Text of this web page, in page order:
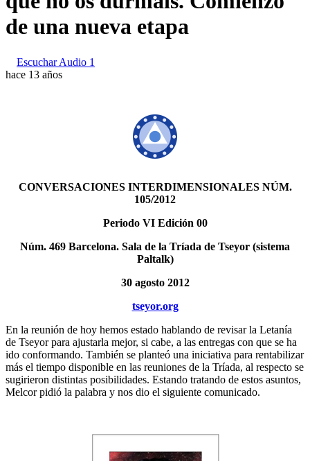
de una nueva etapa
Escuchar Audio 1
hace 13 años
CONVERSACIONES INTERDIMENSIONALES NÚM.
105/2012
Periodo VI Edición 00
Núm. 469 Barcelona. Sala de la Tríada de Tseyor (sistema
Paltalk)
30 agosto 2012
tseyor.org
En la reunión de hoy hemos estado hablando de revisar la Letanía
de Tseyor para ajustarla mejor, si cabe, a las entregas con que se ha
ido conformando. También se planteó una iniciativa para rentabilizar
más el tiempo disponible en las reuniones de la Tríada, al respecto se
sugirieron distintas posibilidades. Estando tratando de estos asuntos,
Melcor pidió la palabra y nos dio el siguiente comunicado.